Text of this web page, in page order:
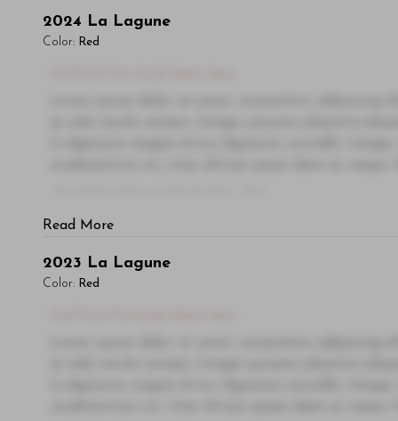
2024 La Lagune
Color: Red
ac odio iaculis semper. Integer posuere pharetra
condimentum mi, vitae ultrices quam diam ac
Read More
2023 La Lagune
Color: Red
ac odio iaculis semper. Integer posuere pharetra
condimentum mi, vitae ultrices quam diam ac